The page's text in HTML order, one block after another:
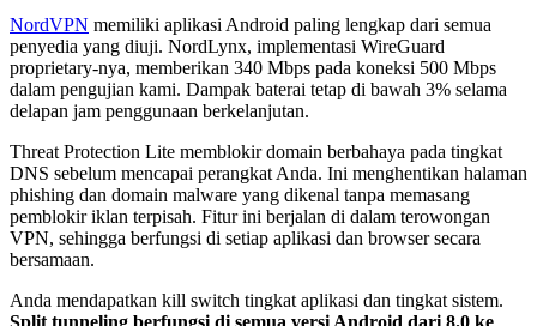
NordVPN memiliki aplikasi Android paling lengkap dari semua
penyedia yang diuji. NordLynx, implementasi WireGuard
proprietary-nya, memberikan 340 Mbps pada koneksi 500 Mbps
dalam pengujian kami. Dampak baterai tetap di bawah 3% selama
delapan jam penggunaan berkelanjutan.
Threat Protection Lite memblokir domain berbahaya pada tingkat
DNS sebelum mencapai perangkat Anda. Ini menghentikan halaman
phishing dan domain malware yang dikenal tanpa memasang
pemblokir iklan terpisah. Fitur ini berjalan di dalam terowongan
VPN, sehingga berfungsi di setiap aplikasi dan browser secara
bersamaan.
Anda mendapatkan kill switch tingkat aplikasi dan tingkat sistem.